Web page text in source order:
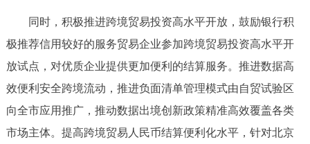
同时，积极推进跨境贸易投资高水平开放，鼓励银行积
极推荐信用较好的服务贸易企业参加跨境贸易投资高水平开
放试点，对优质企业提供更加便利的结算服务。推进数据高
效便利安全跨境流动，推进负面清单管理模式由自贸试验区
向全市应用推广，推动数据出境创新政策精准高效覆盖各类
市场主体。提高跨境贸易人民币结算便利化水平，针对北京